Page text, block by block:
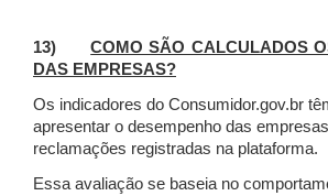
13)COMO SÃO CALCULADOS
DAS EMPRESAS?
Os indicadores do Consumidor.gov.br
apresentar o desempenho das
reclamações registradas na plataforma.
Essa avaliação se baseia no